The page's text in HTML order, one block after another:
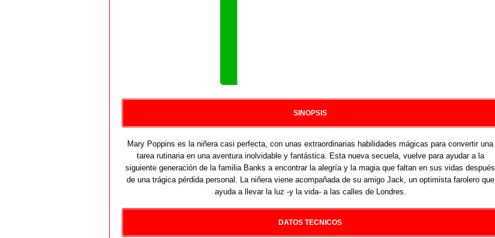
SINOPSIS
Mary Poppins es la niñera casi perfecta, con unas extraordinarias habilidades mágicas para convertir una
tarea rutinaria en una aventura inolvidable y fantástica. Esta nueva secuela, vuelve para ayudar a la
siguiente generación de la familia Banks a encontrar la alegría y la magia que faltan en sus vidas después
de una trágica pérdida personal. La niñera viene acompañada de su amigo Jack, un optimista farolero que
ayuda a llevar la luz -y la vida- a las calles de Londres.
DATOS TECNICOS